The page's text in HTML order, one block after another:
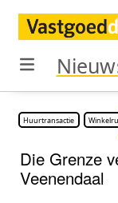
Huurtransactie
Die Grenze
Veenendaal